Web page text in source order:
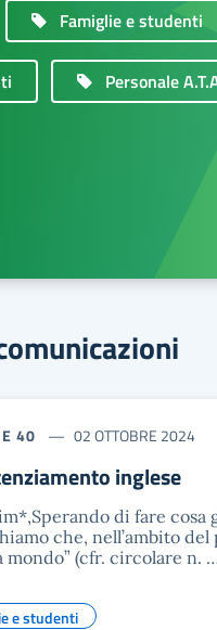
Famiglie e studenti
Personale
40 02 OTTOBRE 2024
inglese
di fare cosa
che, nell’ambito
mondo” (cfr. circolare n.
e studenti